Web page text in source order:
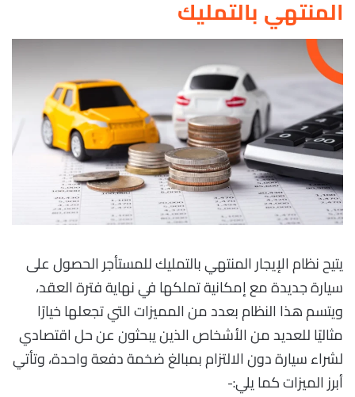
المنتهي بالتمليك
يتيح نظام الإيجار المنتهي بالتمليك للمستأجر الحصول على
سيارة جديدة مع إمكانية تملكها في نهاية فترة العقد،
ويتسم هذا النظام بعدد من المميزات التي تجعلها خيارًا
مثاليًا للعديد من الأشخاص الذين يبحثون عن حل اقتصادي
لشراء سيارة دون الالتزام بمبالغ ضخمة دفعة واحدة، وتأتي
أبرز الميزات كما يلي:-